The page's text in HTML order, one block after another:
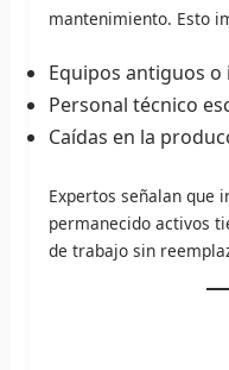
mantenimiento. Esto
Equipos antiguos o
Personal técnico
Caídas en la
Expertos señalan que
permanecido activos
de trabajo sin